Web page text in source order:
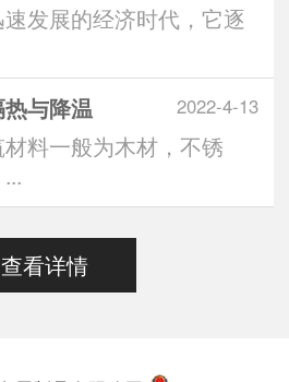
发展的经济时代，它逐
2022-4-13
与降温
料一般为木材，不锈
查看详情